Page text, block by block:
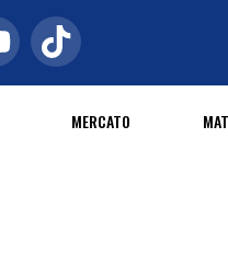
MERCATO